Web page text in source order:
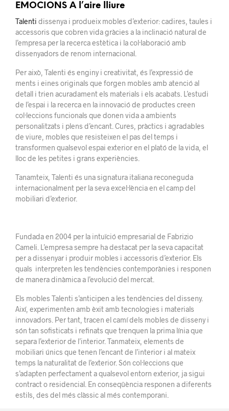
EMOCIONS A l’aire lliure
Talenti dissenya i produeix mobles d’exterior: cadires, taules i
accessoris que cobren vida gràcies a la inclinació natural de
l’empresa per la recerca estètica i la col·laboració amb
dissenyadors de renom internacional.
Per això, Talenti és enginy i creativitat, és l’expressió de
ments i eines originals que forgen mobles amb atenció al
detall i trien acuradament els materials i els acabats. L’estudi
de l’espai i la recerca en la innovació de productes creen
col·leccions funcionals que donen vida a ambients
personalitzats i plens d’encant. Cures, pràctics i agradables
de viure, mobles que resisteixen el pas del temps i
transformen qualsevol espai exterior en el plató de la vida, el
lloc de les petites i grans experiències.
Tanamteix, Talenti és una signatura italiana reconeguda
internacionalment per la seva excel·lència en el camp del
mobiliari d’exterior.
Fundada en 2004 per la intuïció empresarial de Fabrizio
Cameli. L’empresa sempre ha destacat per la seva capacitat
per a dissenyar i produir mobles i accessoris d’exterior. Els
quals interpreten les tendències contemporànies i responen
de manera dinàmica a l’evolució del mercat.
Els mobles Talenti s’anticipen a les tendències del disseny.
Així, experimenten amb èxit amb tecnologies i materials
innovadors. Per tant, tracen el camí dels mobles de disseny i
són tan sofisticats i refinats que trenquen la prima línia que
separa l’exterior de l’interior. Tanmateix, elements de
mobiliari únics que tenen l’encant de l’interior i al mateix
temps la naturalitat de l’exterior. Són col·leccions que
s’adapten perfectament a qualsevol entorn exterior, ja sigui
contract o residencial. En conseqûència responen a diferents
estils, des del més clàssic al més contemporani.